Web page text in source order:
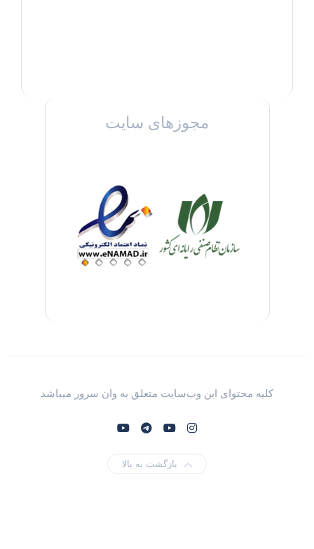
مجوزهای سایت
کلیه محتوای این وب‌سایت متعلق به وان سرور میباشد
بازگشت به بالا